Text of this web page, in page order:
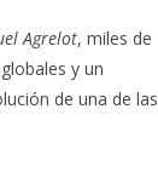
Agrelot, miles de
y un
de una de las